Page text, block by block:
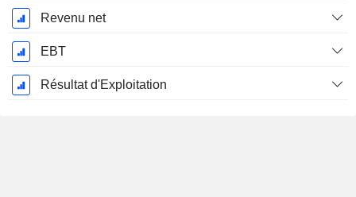
Revenu net
EBT
Résultat d'Exploitation